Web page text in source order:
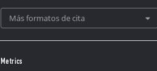
Más formatos de cita
Metrics